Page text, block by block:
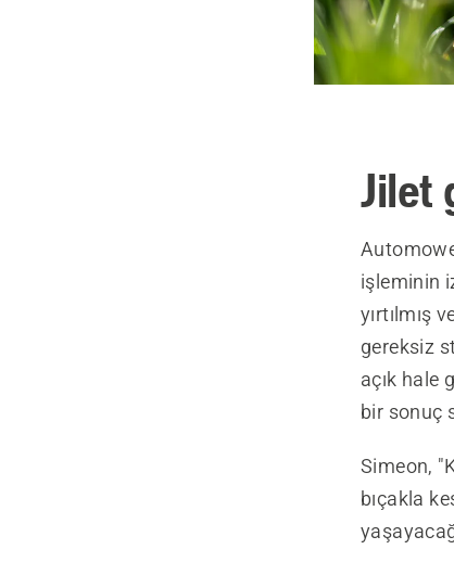
Jilet
işleminin
yırtılmış
gereksiz
açık hale
bir sonuç
Simeon,
bıçakla